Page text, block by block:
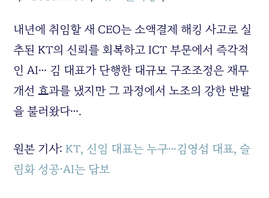
내년에 취임할 새 CEO는 소액결제 해킹 사고로 실
추된 KT의 신뢰를 회복하고 ICT 부문에서 즉각적
인 AI… 김 대표가 단행한 대규모 구조조정은 재무
개선 효과를 냈지만 그 과정에서 노조의 강한 반발
을 불러왔다….
원본 기사: KT, 신임 대표는 누구…김영섭 대표, 슬
림화 성공·AI는 답보